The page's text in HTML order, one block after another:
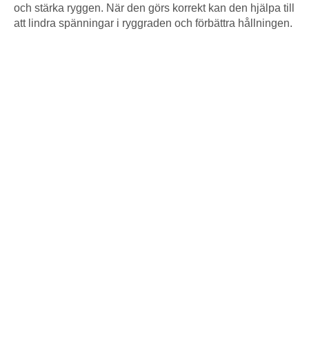
och stärka ryggen. När den görs korrekt kan den hjälpa till
att lindra spänningar i ryggraden och förbättra hållningen.